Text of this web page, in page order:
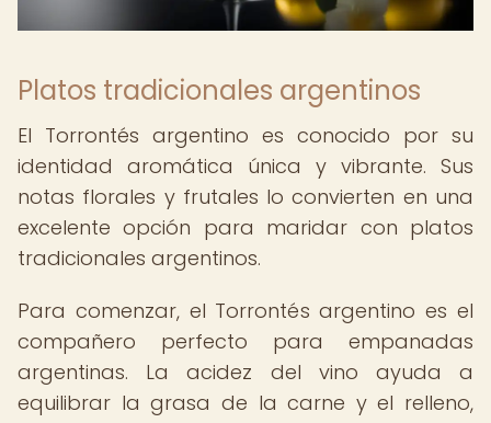
Platos tradicionales argentinos
El Torrontés argentino es conocido por su
identidad aromática única y vibrante. Sus
notas florales y frutales lo convierten en una
excelente opción para maridar con platos
tradicionales argentinos.
Para comenzar, el Torrontés argentino es el
compañero perfecto para empanadas
argentinas. La acidez del vino ayuda a
equilibrar la grasa de la carne y el relleno,